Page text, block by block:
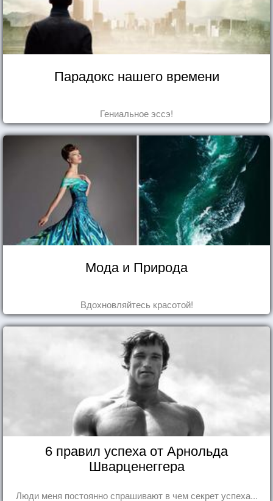
Парадокс нашего времени
Гениальное эссэ!
Мода и Природа
Вдохновляйтесь красотой!
6 правил успеха от Арнольда
Шварценеггера
Люди меня постоянно спрашивают в чем секрет успеха...